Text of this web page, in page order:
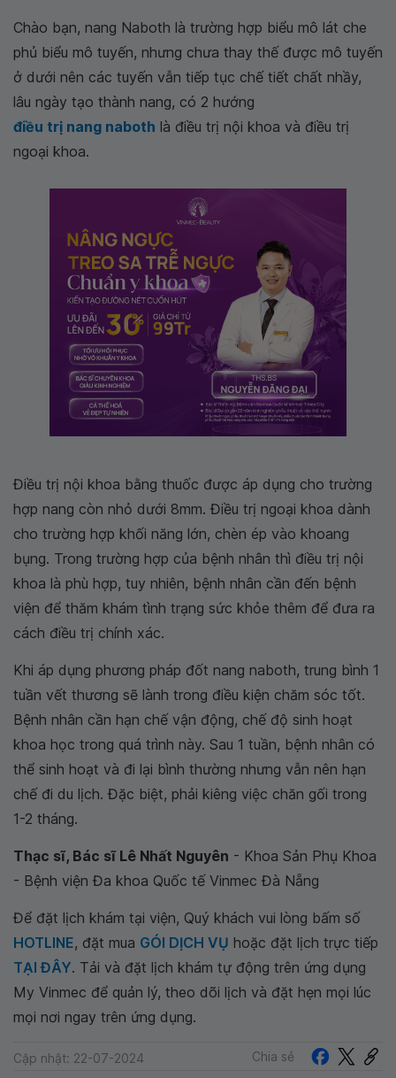
Chào bạn, nang Naboth là trường hợp biểu mô lát che
phủ biểu mô tuyến, nhưng chưa thay thế được mô tuyến
ở dưới nên các tuyến vẫn tiếp tục chế tiết chất nhầy,
lâu ngày tạo thành nang, có 2 hướng
điều trị nang naboth là điều trị nội khoa và điều trị
ngoại khoa.
Điều trị nội khoa bằng thuốc được áp dụng cho trường
hợp nang còn nhỏ dưới 8mm. Điều trị ngoại khoa dành
cho trường hợp khối năng lớn, chèn ép vào khoang
bụng. Trong trường hợp của bệnh nhân thì điều trị nội
khoa là phù hợp, tuy nhiên, bệnh nhân cần đến bệnh
viện để thăm khám tình trạng sức khỏe thêm để đưa ra
cách điều trị chính xác.
Khi áp dụng phương pháp đốt nang naboth, trung bình 1
tuần vết thương sẽ lành trong điều kiện chăm sóc tốt.
Bệnh nhân cần hạn chế vận động, chế độ sinh hoạt
khoa học trong quá trình này. Sau 1 tuần, bệnh nhân có
thể sinh hoạt và đi lại bình thường nhưng vẫn nên hạn
chế đi du lịch. Đặc biệt, phải kiêng việc chăn gối trong
1-2 tháng.
Thạc sĩ, Bác sĩ Lê Nhất Nguyên - Khoa Sản Phụ Khoa
- Bệnh viện Đa khoa Quốc tế Vinmec Đà Nẵng
Để đặt lịch khám tại viện, Quý khách vui lòng bấm số
HOTLINE, đặt mua GÓI DỊCH VỤ hoặc đặt lịch trực tiếp
TẠI ĐÂY. Tải và đặt lịch khám tự động trên ứng dụng
My Vinmec để quản lý, theo dõi lịch và đặt hẹn mọi lúc
mọi nơi ngay trên ứng dụng.
Cập nhật: 22-07-2024 Chia sẻ